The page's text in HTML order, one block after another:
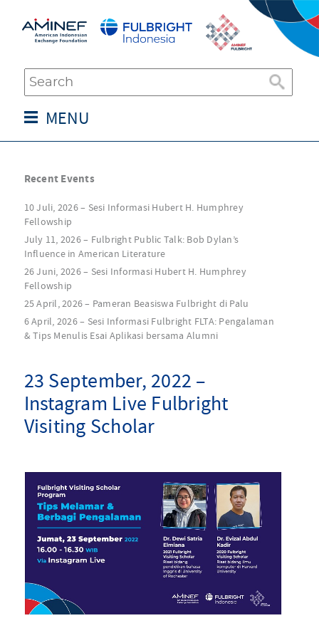
MENU
Recent Events
10 Juli, 2026 – Sesi Informasi Hubert H. Humphrey
Fellowship
July 11, 2026 – Fulbright Public Talk: Bob Dylan’s
Influence in American Literature
26 Juni, 2026 – Sesi Informasi Hubert H. Humphrey
Fellowship
25 April, 2026 – Pameran Beasiswa Fulbright di Palu
6 April, 2026 – Sesi Informasi Fulbright FLTA: Pengalaman
& Tips Menulis Esai Aplikasi bersama Alumni
23 September, 2022 –
Instagram Live Fulbright
Visiting Scholar